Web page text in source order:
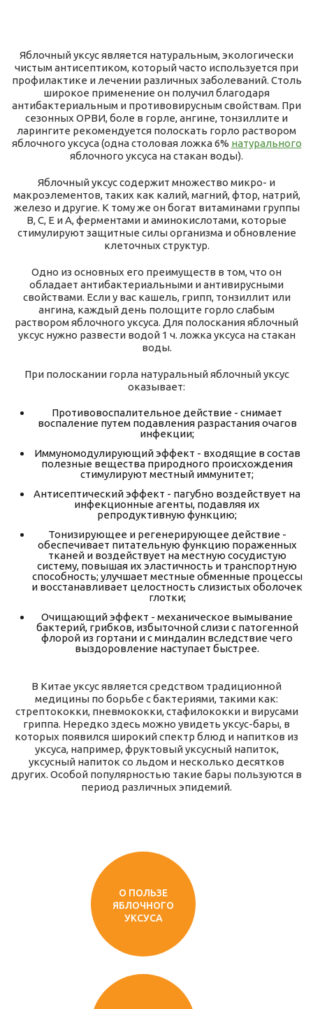
Яблочный уксус является натуральным, экологически
чистым антисептиком, который часто используется при
профилактике и лечении различных заболеваний. Столь
широкое применение он получил благодаря
антибактериальным и противовирусным свойствам. При
сезонных ОРВИ, боле в горле, ангине, тонзиллите и
ларингите рекомендуется полоскать горло раствором
яблочного уксуса (одна столовая ложка 6% натурального
яблочного уксуса на стакан воды).
Яблочный уксус содержит множество микро- и
макроэлементов, таких как калий, магний, фтор, натрий,
железо и другие. К тому же он богат витаминами группы
В, С, Е и А, ферментами и аминокислотами, которые
стимулируют защитные силы организма и обновление
клеточных структур.
Одно из основных его преимуществ в том, что он
обладает антибактериальными и антивирусными
свойствами. Если у вас кашель, грипп, тонзиллит или
ангина, каждый день полощите горло слабым
раствором яблочного уксуса. Для полоскания яблочный
уксус нужно развести водой 1 ч. ложка уксуса на стакан
воды.
При полоскании горла натуральный яблочный уксус
оказывает:
Противовоспалительное действие - снимает
воспаление путем подавления разрастания очагов
инфекции;
Иммуномодулирующий эффект - входящие в состав
полезные вещества природного происхождения
стимулируют местный иммунитет;
Антисептический эффект - пагубно воздействует на
инфекционные агенты, подавляя их
репродуктивную функцию;
Тонизирующее и регенерирующее действие -
обеспечивает питательную функцию пораженных
тканей и воздействует на местную сосудистую
систему, повышая их эластичность и транспортную
способность; улучшает местные обменные процессы
и восстанавливает целостность слизистых оболочек
глотки;
Очищающий эффект - механическое вымывание
бактерий, грибков, избыточной слизи с патогенной
флорой из гортани и с миндалин вследствие чего
выздоровление наступает быстрее.
В Китае уксус является средством традиционной
медицины по борьбе с бактериями, такими как:
стрептококки, пневмококки, стафилококки и вирусами
гриппа. Нередко здесь можно увидеть уксус-бары, в
которых появился широкий спектр блюд и напитков из
уксуса, например, фруктовый уксусный напиток,
уксусный напиток со льдом и несколько десятков
других. Особой популярностью такие бары пользуются в
период различных эпидемий.
О ПОЛЬЗЕ
ЯБЛОЧНОГО
УКСУСА